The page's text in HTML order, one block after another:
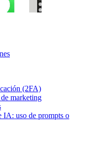
(2FA)
marketing
IA: uso de prompts o